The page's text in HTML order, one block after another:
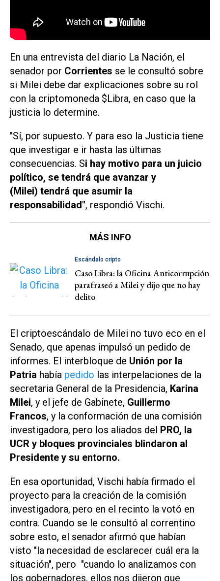
En una entrevista del diario La Nación, el
senador por Corrientes se le consultó sobre
si Milei debe dar explicaciones sobre su rol
con la criptomoneda $Libra, en caso que la
justicia lo determine.
"Sí, por supuesto. Y para eso la Justicia tiene
que investigar e ir hasta las últimas
consecuencias. Si hay motivo para un juicio
político, se tendrá que avanzar y
(Milei) tendrá que asumir la
responsabilidad", respondió Vischi.
MÁS INFO
Escándalo cripto
Caso Libra: la Oficina Anticorrupción
parafraseó a Milei y dijo que no hay
delito
El criptoescándalo de Milei no tuvo eco en el
Senado, que apenas impulsó un pedido de
informes. El interbloque de Unión por la
Patria había pedido las interpelaciones de la
secretaria General de la Presidencia, Karina
Milei, y el jefe de Gabinete, Guillermo
Francos, y la conformación de una comisión
investigadora, pero los aliados del PRO, la
UCR y bloques provinciales blindaron al
Presidente y su entorno.
En esa oportunidad, Vischi había firmado el
proyecto para la creación de la comisión
investigadora, pero en el recinto la votó en
contra. Cuando se le consultó al correntino
sobre esto, el senador afirmó que habían
visto "la necesidad de esclarecer cuál era la
situación", pero "cuando lo analizamos con
los gobernadores, ellos nos dijeron que